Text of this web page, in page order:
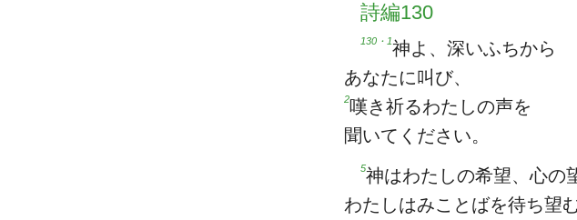
詩編130
130・1神よ、深いふちから
あなたに叫び、
2嘆き祈るわたしの声を
聞いてください。
5神はわたしの希望、心の
わたしはみことばを待ち望む